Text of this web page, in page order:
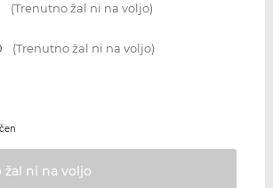
(Trenutno žal ni na voljo)
(Trenutno žal ni na voljo)
ni na voljo